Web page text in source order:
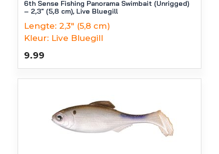
6th Sense Fishing Panorama Swimbait (Unrigged)
– 2,3″ (5,8 cm), Live Bluegill
Lengte: 2,3" (5,8 cm)
Kleur: Live Bluegill
9.99